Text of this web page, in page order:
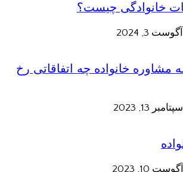
خانوادگی چیست؟
آگوست 3, 2024
مشاوره خانواده چه اتفاقاتی رخ
سپتامبر 13, 2023
آگوست 10, 2023